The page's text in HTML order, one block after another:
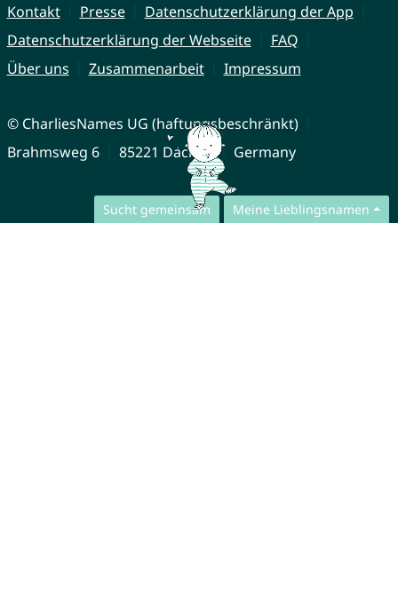
Sucht gemeinsam Meine Lieblingsnamen
Kontakt Presse
Datenschutzerklärung der App
Datenschutzerklärung der Webseite
FAQ
Über uns
Zusammenarbeit Impressum
© CharliesNames UG (haftungsbeschränkt)
Brahmsweg 6
85221 Dachau Germany